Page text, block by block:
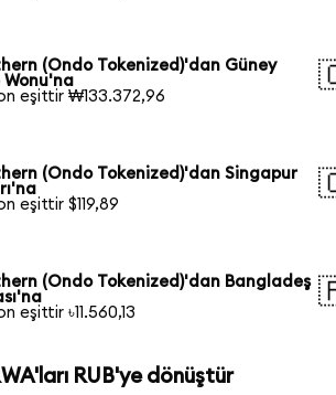
(Ondo Tokenized)'dan Güney
Wonu'na
eşittir ₩133.372,96
(Ondo Tokenized)'dan Singapur
eşittir $119,89
(Ondo Tokenized)'dan Bangladeş
eşittir ৳11.560,13
RUB'ye dönüştür